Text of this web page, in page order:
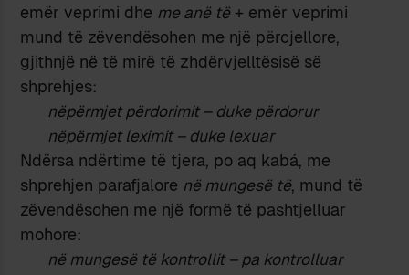
emër veprimi dhe me anë të + emër veprimi
mund të zëvendësohen me një përcjellore,
gjithnjë në të mirë të zhdërvjelltësisë së
shprehjes:
nëpërmjet përdorimit – duke përdorur
nëpërmjet leximit – duke lexuar
Ndërsa ndërtime të tjera, po aq kabá, me
shprehjen parafjalore në mungesë të, mund të
zëvendësohen me një formë të pashtjelluar
mohore:
në mungesë të kontrollit – pa kontrolluar